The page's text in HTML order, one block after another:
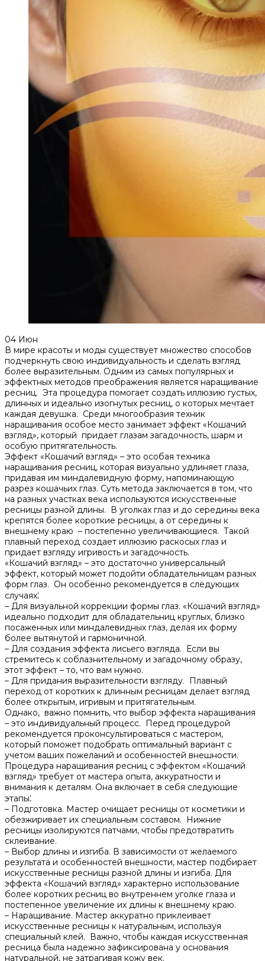
04 Июн
В мире красоты и моды существует множество способов
подчеркнуть свою индивидуальность и сделать взгляд
более выразительным.​ Одним из самых популярных и
эффектных методов преображения является наращивание
ресниц. Эта процедура помогает создать иллюзию густых,
длинных и идеально изогнутых ресниц, о которых мечтает
каждая девушка.​ Среди многообразия техник
наращивания особое место занимает эффект «Кошачий
взгляд», который придает глазам загадочность, шарм и
особую притягательность.​
Эффект «Кошачий взгляд» – это особая техника
наращивания ресниц, которая визуально удлиняет глаза,
придавая им миндалевидную форму, напоминающую
разрез кошачьих глаз.​ Суть метода заключается в том, что
на разных участках века используются искусственные
ресницы разной длины.​ В уголках глаз и до середины века
крепятся более короткие ресницы, а от середины к
внешнему краю – постепенно увеличивающиеся.​ Такой
плавный переход создает иллюзию раскосых глаз и
придает взгляду игривость и загадочность.​
«Кошачий взгляд» – это достаточно универсальный
эффект, который может подойти обладательницам разных
форм глаз.​ Он особенно рекомендуется в следующих
случаях⁚
– Для визуальной коррекции формы глаз. «Кошачий взгляд»
идеально подходит для обладательниц круглых, близко
посаженных или миндалевидных глаз, делая их форму
более вытянутой и гармоничной.​
– Для создания эффекта лисьего взгляда.​ Если вы
стремитесь к соблазнительному и загадочному образу,
этот эффект – то, что вам нужно.​
– Для придания выразительности взгляду.​ Плавный
переход от коротких к длинным ресницам делает взгляд
более открытым, игривым и притягательным.​
Однако, важно помнить, что выбор эффекта наращивания
– это индивидуальный процесс.​ Перед процедурой
рекомендуется проконсультироваться с мастером,
который поможет подобрать оптимальный вариант с
учетом ваших пожеланий и особенностей внешности.​
Процедура наращивания ресниц с эффектом «Кошачий
взгляд» требует от мастера опыта, аккуратности и
внимания к деталям.​ Она включает в себя следующие
этапы⁚
– Подготовка. Мастер очищает ресницы от косметики и
обезжиривает их специальным составом.​ Нижние
ресницы изолируются патчами, чтобы предотвратить
склеивание.​
– Выбор длины и изгиба.​ В зависимости от желаемого
результата и особенностей внешности, мастер подбирает
искусственные ресницы разной длины и изгиба.​ Для
эффекта «Кошачий взгляд» характерно использование
более коротких ресниц во внутреннем уголке глаза и
постепенное увеличение их длины к внешнему краю.
– Наращивание.​ Мастер аккуратно приклеивает
искусственные ресницы к натуральным, используя
специальный клей.​ Важно, чтобы каждая искусственная
ресница была надежно зафиксирована у основания
натуральной, не затрагивая кожу век.​